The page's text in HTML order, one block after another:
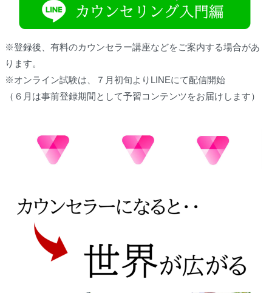
※登録後、有料のカウンセラー講座などをご案内する場合があ
ります。
※オンライン試験は、７月初旬よりLINEにて配信開始
（６月は事前登録期間として予習コンテンツをお届けします）